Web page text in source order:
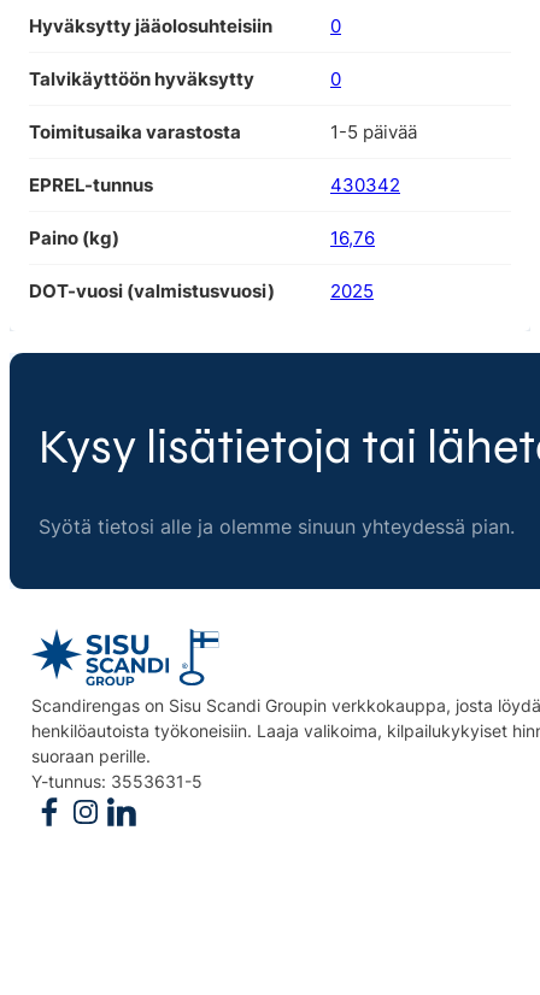
Hyväksytty jääolosuhteisiin 0
Talvikäyttöön hyväksytty 0
Toimitusaika varastosta 1-5 päivää
EPREL-tunnus 430342
Paino (kg) 16,76
DOT-vuosi (valmistusvuosi) 2025
Kysy lisätietoja tai
Syötä tietosi alle ja olemme sinuun yhteydessä pian.
Scandirengas on Sisu Scandi Groupin verkkokauppa, josta
henkilöautoista työkoneisiin. Laaja valikoima, kilpailukykyiset
suoraan perille.
Y-tunnus: 3553631-5
Follow us on Facebook
Follow us on Instagram
Follow us on Linkedin